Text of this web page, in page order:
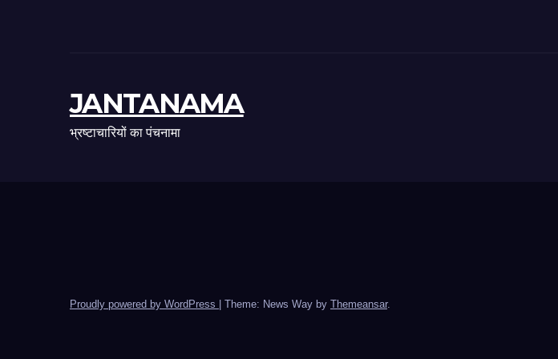
JANTANAMA
भ्रष्टाचारियों का पंचनामा
Proudly powered by WordPress Theme: News Way by Themeansar.